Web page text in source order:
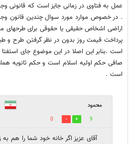
عمل به فتاوی در زمانی جایز است که قانونی
. در خصوص موارد مورد سوال چندین قانون
اراضی اشخاص حقیقی یا حقوقی برای طرحهای
پرداخت قیمت روز بدون در نظر گرفتن طرح و
است .بنابر این اصلا در این موضوع جای
صافی حکم اولیه اسلام است و حکم ثانویه
است .
محمود
9
0
آقای عزیز اگر خانه خود شما را هم به